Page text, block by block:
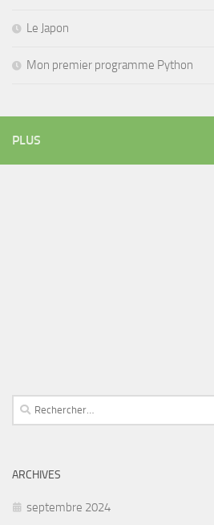
Le Japon
Mon premier programme Python
PLUS
Rechercher :
ARCHIVES
septembre 2024